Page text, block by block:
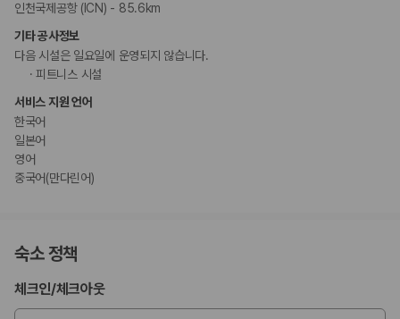
인천국제공항 (ICN) - 85.6km
기타 공사정보
다음 시설은 일요일에 운영되지 않습니다.
피트니스 시설
서비스 지원 언어
한국어
일본어
영어
중국어(만다린어)
숙소 정책
체크인/체크아웃